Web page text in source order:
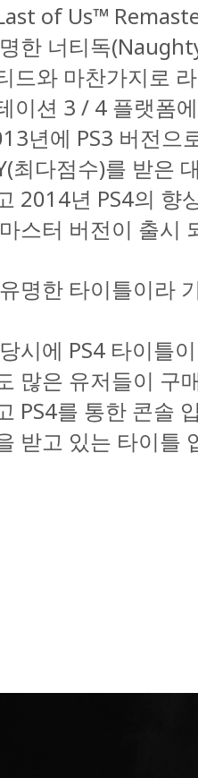
of Us™
한 너티독
드와 마찬가지로
이션 3 / 4 플랫폼
년에 PS3 버전으
최다점수)를 받은
2014년 PS4의 향
스터 버전이 출시
명한 타이틀이라
시에 PS4 타이틀
많은 유저들이 구
PS4를 통한 콘솔
받고 있는 타이틀